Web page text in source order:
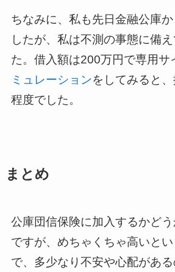
ちなみに、私も先日金融公庫
したが、私は不測の事態に備
た。借入額は200万円で専用サ
ミュレーションをしてみると
程度でした。
まとめ
公庫団信保険に加入するかど
ですが、めちゃくちゃ高いと
で、多少なり不安や心配があ